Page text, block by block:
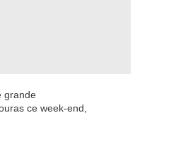
grande
ce week-end,